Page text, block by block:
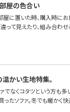
屋の色合い
屋に置いた時、購入時に
て見えたり、組み合わ
温かい生地特集。
でなくコタツという方も多
ったソファ。冬でも暖か